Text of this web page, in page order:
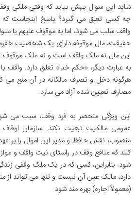
شاید این سوال پیش بیاید که وقتی ملکی
چه کسی تعلق می گیرد؟ پاسخ اینجاست که
واقف سلب می شود، اما به موقوف علیهم یا
حقیقت، مال موقوفه دارای یک شخصیت
این مال نه ملک واقف است و نه ملک موقوف
به عبارت دیگر، «حکم خدا» تعلق دارد. واقف
هرگونه دخل و تصرف مالکانه در آن منع می
مصارف تعیین شده آزاد می سازد.
این ویژگی منحصر به فرد وقف، سبب می
عمومی مالکیت تبعیت نکند. سازمان اوقاف
منصوب، نقش حافظ و مدیر این اموال را بر
کنند که منافع وقف در راستای نیت واقف و
شود. بنابراین، کسی که در یک ملک وقفی
دارد، مالک عین آن نیست و تنها می تواند
(معمولاً اجاره) بهره مند شود.